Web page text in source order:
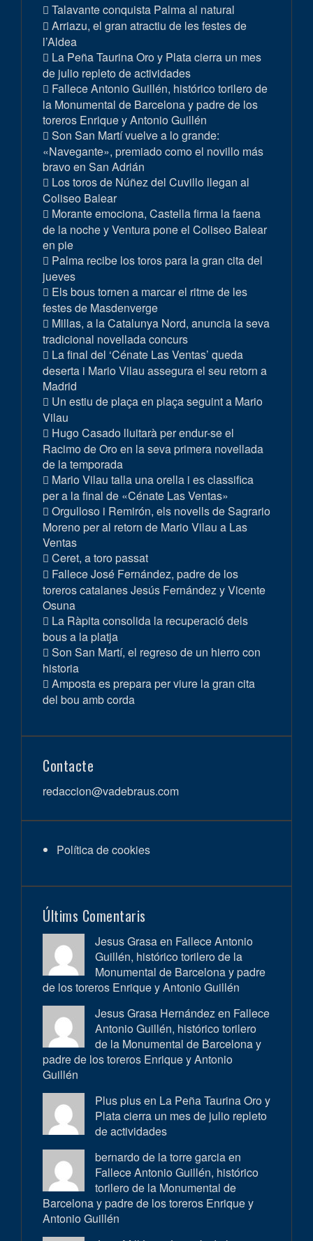
Talavante conquista Palma al natural
Arriazu, el gran atractiu de les festes de
l’Aldea
La Peña Taurina Oro y Plata cierra un mes
de julio repleto de actividades
Fallece Antonio Guillén, histórico torilero de
la Monumental de Barcelona y padre de los
toreros Enrique y Antonio Guillén
Son San Martí vuelve a lo grande:
«Navegante», premiado como el novillo más
bravo en San Adrián
Los toros de Núñez del Cuvillo llegan al
Coliseo Balear
Morante emociona, Castella firma la faena
de la noche y Ventura pone el Coliseo Balear
en pie
Palma recibe los toros para la gran cita del
jueves
Els bous tornen a marcar el ritme de les
festes de Masdenverge
Millas, a la Catalunya Nord, anuncia la seva
tradicional novellada concurs
La final del ‘Cénate Las Ventas’ queda
deserta i Mario Vilau assegura el seu retorn a
Madrid
Un estiu de plaça en plaça seguint a Mario
Vilau
Hugo Casado lluitarà per endur-se el
Racimo de Oro en la seva primera novellada
de la temporada
Mario Vilau talla una orella i es classifica
per a la final de «Cénate Las Ventas»
Orgulloso i Remirón, els novells de Sagrario
Moreno per al retorn de Mario Vilau a Las
Ventas
Ceret, a toro passat
Fallece José Fernández, padre de los
toreros catalanes Jesús Fernández y Vicente
Osuna
La Ràpita consolida la recuperació dels
bous a la platja
Son San Martí, el regreso de un hierro con
historia
Amposta es prepara per viure la gran cita
del bou amb corda
Contacte
redaccion@vadebraus.com
Política de cookies
Últims Comentaris
Jesus Grasa en Fallece Antonio
Guillén, histórico torilero de la
Monumental de Barcelona y padre
de los toreros Enrique y Antonio Guillén
Jesus Grasa Hernández en Fallece
Antonio Guillén, histórico torilero
de la Monumental de Barcelona y
padre de los toreros Enrique y Antonio
Guillén
Plus plus en La Peña Taurina Oro y
Plata cierra un mes de julio repleto
de actividades
bernardo de la torre garcia en
Fallece Antonio Guillén, histórico
torilero de la Monumental de
Barcelona y padre de los toreros Enrique y
Antonio Guillén